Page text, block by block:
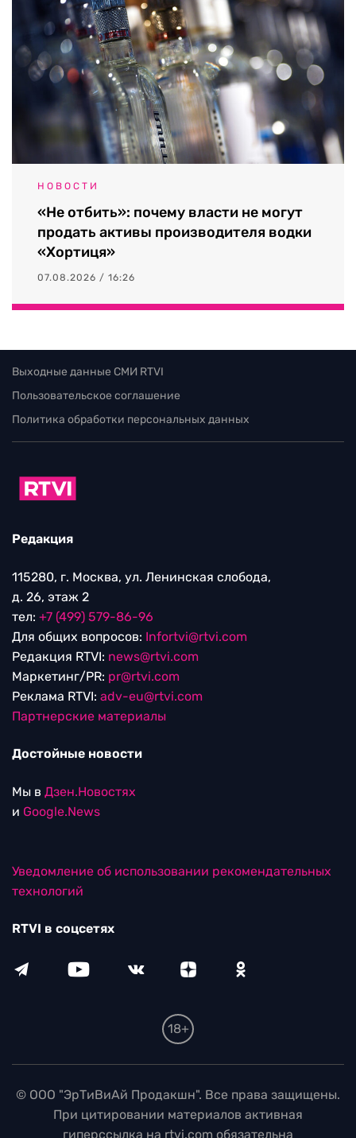
НОВОСТИ
«Не отбить»: почему власти не могут
продать активы производителя водки
«Хортиця»
07.08.2026 / 16:26
Выходные данные СМИ RTVI
Пользовательское соглашение
Политика обработки персональных данных
Редакция
115280, г. Москва, ул. Ленинская слобода,
д. 26, этаж 2
тел: +7 (499) 579-86-96
Для общих вопросов: Infortvi@rtvi.com
Редакция RTVI: news@rtvi.com
Маркетинг/PR: pr@rtvi.com
Реклама RTVI: adv-eu@rtvi.com
Партнерские материалы
Достойные новости
Мы в Дзен.Новостях
и Google.News
Уведомление об использовании рекомендательных
технологий
RTVI в соцсетях
18+
© ООО "ЭрТиВиАй Продакшн". Все права защищены.
При цитировании материалов активная
гиперссылка на rtvi.com обязательна